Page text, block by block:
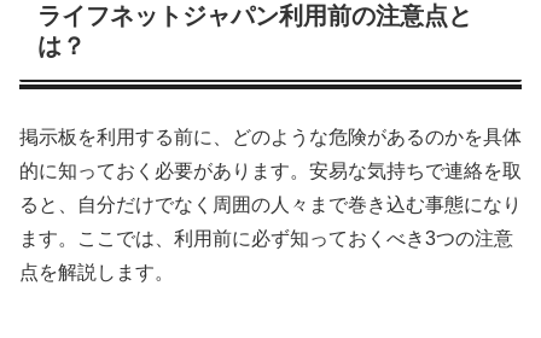
ライフネットジャパン利用前の注意点と
は？
掲示板を利用する前に、どのような危険があるのかを具体
的に知っておく必要があります。安易な気持ちで連絡を取
ると、自分だけでなく周囲の人々まで巻き込む事態になり
ます。ここでは、利用前に必ず知っておくべき3つの注意
点を解説します。